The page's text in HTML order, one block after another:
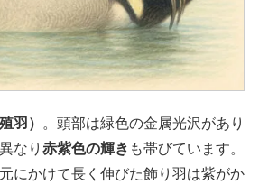
羽）
。頭部は緑色の金属光沢があり
なり 赤紫色の輝き も帯びています。
にかけて長く伸びた飾り羽は紫がか